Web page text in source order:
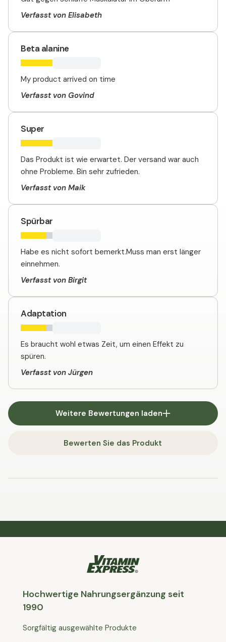
Verfasst von Elisabeth
Beta alanine
My product arrived on time
Verfasst von Govind
Super
Das Produkt ist wie erwartet. Der versand war auch
ohne Probleme. Bin sehr zufrieden.
Verfasst von Maik
Spürbar
Habe es nicht sofort bemerkt.Muss man erst länger
einnehmen.
Verfasst von Birgit
Adaptation
Es braucht wohl etwas Zeit, um einen Effekt zu
spüren.
Verfasst von Jürgen
Weitere Bewertungen laden
Bewerten Sie das Produkt
Hochwertige Nahrungsergänzung seit
1990
Sorgfältig ausgewählte Produkte